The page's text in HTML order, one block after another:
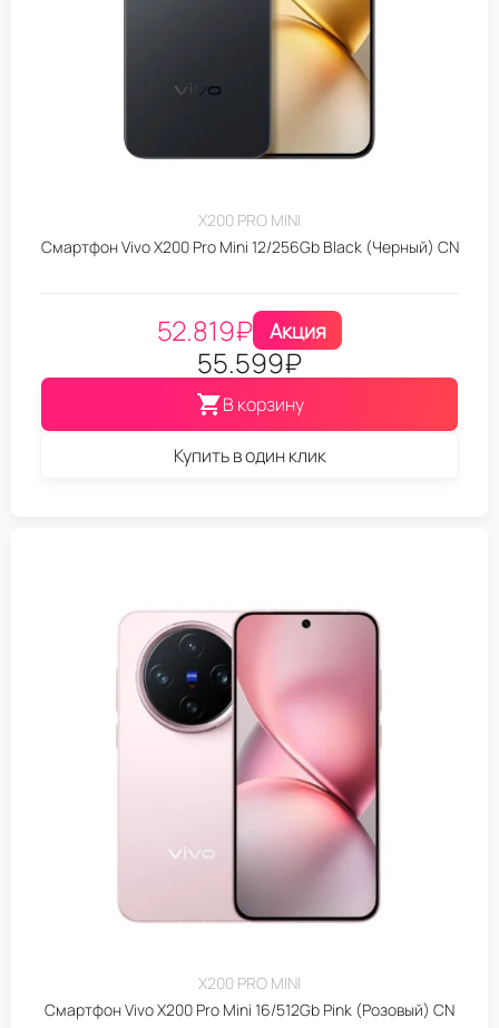
X200 PRO MINI
Смартфон Vivo X200 Pro Mini 12/256Gb Black (Черный) CN
52.819₽ Акция
55.599₽
В корзину
Купить в один клик
X200 PRO MINI
Смартфон Vivo X200 Pro Mini 16/512Gb Pink (Розовый) CN